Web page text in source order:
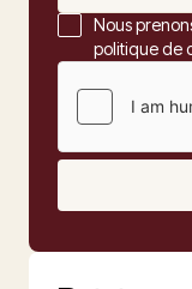
Nous
politique de